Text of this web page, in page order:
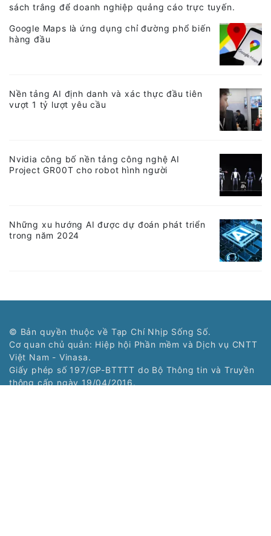
sách trắng để doanh nghiệp quảng cáo trực tuyến.
Google Maps là ứng dụng chỉ đường phổ biến
hàng đầu
Nền tảng AI định danh và xác thực đầu tiên
vượt 1 tỷ lượt yêu cầu
Nvidia công bố nền tảng công nghệ AI
Project GR00T cho robot hình người
Những xu hướng AI được dự đoán phát triển
trong năm 2024
© Bản quyền thuộc về Tạp Chí Nhịp Sống Số.
Cơ quan chủ quản: Hiệp hội Phần mềm và Dịch vụ CNTT
Việt Nam - Vinasa.
Giấy phép số 197/GP-BTTTT do Bộ Thông tin và Truyền
thông cấp ngày 19/04/2016.